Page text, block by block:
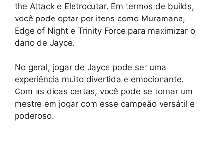
the Attack e Eletrocutar. Em termos de builds,
você pode optar por itens como Muramana,
Edge of Night e Trinity Force para maximizar o
dano de Jayce.
No geral, jogar de Jayce pode ser uma
experiência muito divertida e emocionante.
Com as dicas certas, você pode se tornar um
mestre em jogar com esse campeão versátil e
poderoso.